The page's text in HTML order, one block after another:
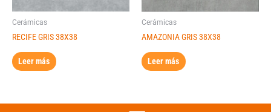
Cerámicas
RECIFE GRIS 38X38
Leer más
Cerámicas
AMAZONIA GRIS 38X38
Leer más